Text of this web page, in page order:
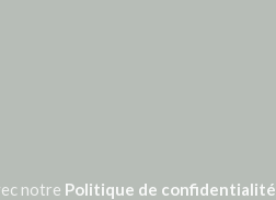
notre Politique de confidentialité